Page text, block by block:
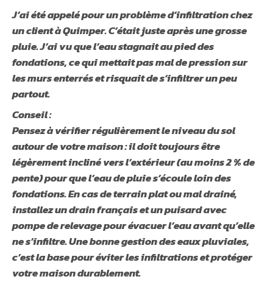
J’ai été appelé pour un problème d’infiltration chez
un client à Quimper. C’était juste après une grosse
pluie. J’ai vu que l’eau stagnait au pied des
fondations, ce qui mettait pas mal de pression sur
les murs enterrés et risquait de s’infiltrer un peu
partout.
Conseil :
Pensez à vérifier régulièrement le niveau du sol
autour de votre maison : il doit toujours être
légèrement incliné vers l’extérieur (au moins 2 % de
pente) pour que l’eau de pluie s’écoule loin des
fondations. En cas de terrain plat ou mal drainé,
installez un drain français et un puisard avec
pompe de relevage pour évacuer l’eau avant qu’elle
ne s’infiltre. Une bonne gestion des eaux pluviales,
c’est la base pour éviter les infiltrations et protéger
votre maison durablement.